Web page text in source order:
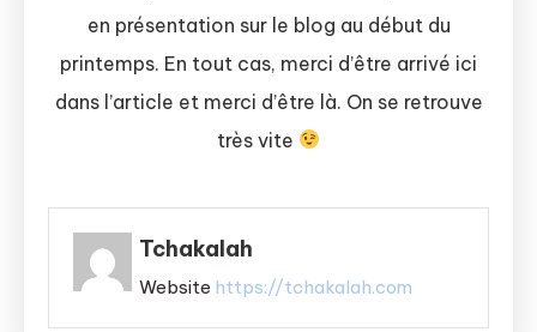
en présentation sur le blog au début du
printemps. En tout cas, merci d’être arrivé ici
dans l’article et merci d’être là. On se retrouve
très vite
Tchakalah
Website https://tchakalah.com